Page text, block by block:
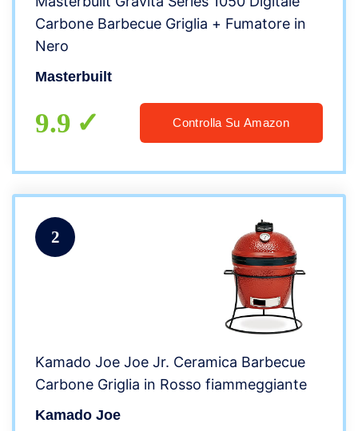
Carbone Barbecue Griglia + Fumatore in
Nero
Masterbuilt
9.9 Controlla Su Amazon
2
Kamado Joe Joe Jr. Ceramica Barbecue
Carbone Griglia in Rosso fiammeggiante
Kamado Joe